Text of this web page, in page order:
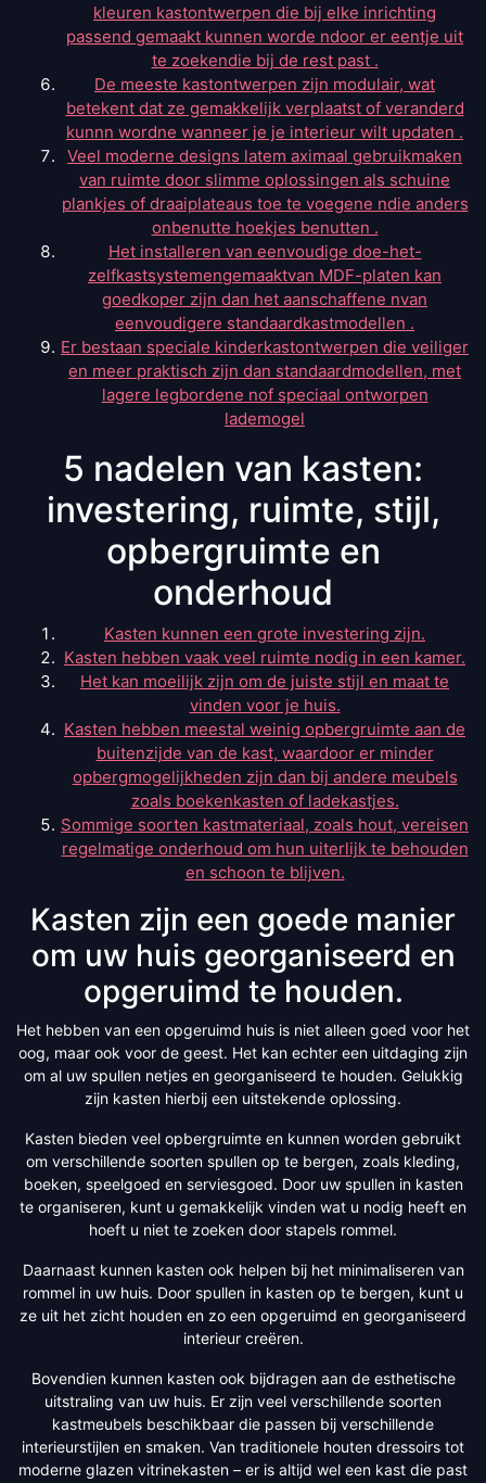
kleuren kastontwerpen die bij elke inrichting
passend gemaakt kunnen worde ndoor er eentje uit
te zoekendie bij de rest past .
De meeste kastontwerpen zijn modulair, wat
betekent dat ze gemakkelijk verplaatst of veranderd
kunnn wordne wanneer je je interieur wilt updaten .
Veel moderne designs latem aximaal gebruikmaken
van ruimte door slimme oplossingen als schuine
plankjes of draaiplateaus toe te voegene ndie anders
onbenutte hoekjes benutten .
Het installeren van eenvoudige doe-het-
zelfkastsystemengemaaktvan MDF-platen kan
goedkoper zijn dan het aanschaffene nvan
eenvoudigere standaardkastmodellen .
Er bestaan speciale kinderkastontwerpen die veiliger
en meer praktisch zijn dan standaardmodellen, met
lagere legbordene nof speciaal ontworpen
lademogel
5 nadelen van kasten:
investering, ruimte, stijl,
opbergruimte en
onderhoud
Kasten kunnen een grote investering zijn.
Kasten hebben vaak veel ruimte nodig in een kamer.
Het kan moeilijk zijn om de juiste stijl en maat te
vinden voor je huis.
Kasten hebben meestal weinig opbergruimte aan de
buitenzijde van de kast, waardoor er minder
opbergmogelijkheden zijn dan bij andere meubels
zoals boekenkasten of ladekastjes.
Sommige soorten kastmateriaal, zoals hout, vereisen
regelmatige onderhoud om hun uiterlijk te behouden
en schoon te blijven.
Kasten zijn een goede manier
om uw huis georganiseerd en
opgeruimd te houden.
Het hebben van een opgeruimd huis is niet alleen goed voor het
oog, maar ook voor de geest. Het kan echter een uitdaging zijn
om al uw spullen netjes en georganiseerd te houden. Gelukkig
zijn kasten hierbij een uitstekende oplossing.
Kasten bieden veel opbergruimte en kunnen worden gebruikt
om verschillende soorten spullen op te bergen, zoals kleding,
boeken, speelgoed en serviesgoed. Door uw spullen in kasten
te organiseren, kunt u gemakkelijk vinden wat u nodig heeft en
hoeft u niet te zoeken door stapels rommel.
Daarnaast kunnen kasten ook helpen bij het minimaliseren van
rommel in uw huis. Door spullen in kasten op te bergen, kunt u
ze uit het zicht houden en zo een opgeruimd en georganiseerd
interieur creëren.
Bovendien kunnen kasten ook bijdragen aan de esthetische
uitstraling van uw huis. Er zijn veel verschillende soorten
kastmeubels beschikbaar die passen bij verschillende
interieurstijlen en smaken. Van traditionele houten dressoirs tot
moderne glazen vitrinekasten – er is altijd wel een kast die past